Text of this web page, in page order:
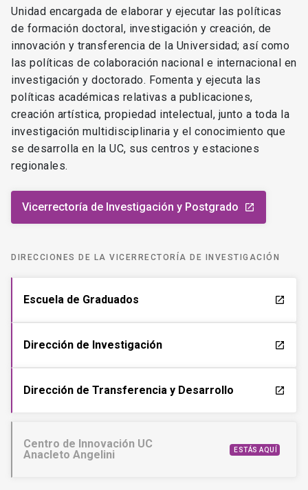
Unidad encargada de elaborar y ejecutar las políticas
de formación doctoral, investigación y creación, de
innovación y transferencia de la Universidad; así como
las políticas de colaboración nacional e internacional en
investigación y doctorado. Fomenta y ejecuta las
políticas académicas relativas a publicaciones,
creación artística, propiedad intelectual, junto a toda la
investigación multidisciplinaria y el conocimiento que
se desarrolla en la UC, sus centros y estaciones
regionales.
Vicerrectoría de Investigación y Postgrado launch
DIRECCIONES DE LA VICERRECTORÍA DE INVESTIGACIÓN
Escuela de Graduados launch
Dirección de Investigación launch
Dirección de Transferencia y Desarrollo launch
Centro de Innovación UC
Anacleto Angelini
ESTÁS AQUÍ